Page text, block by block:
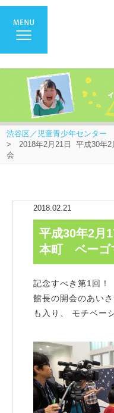
渋谷区／児童青少年センター
> 2018年2月21日 平成30年
会
2018.02.21
平成30年2月
本町 ベーゴ
記念すべき第1回！
館長の開会のあい
も入り、 モチベー